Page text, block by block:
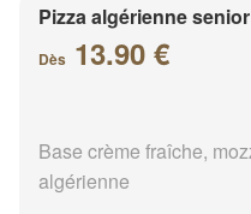
Pizza algérienne senior
Dès 13.90 €
Base crème fraîche,
algérienne